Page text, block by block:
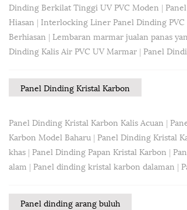
Dinding Berkilat Tinggi UV PVC Moden |
Hiasan | Interlocking Liner Panel Dinding PVC
Berhiasan | Lembaran marmar jualan panas
Dinding Kalis Air PVC UV Marmar | Panel
Panel Dinding Kristal Karbon
Panel Dinding Kristal Karbon Kalis Acuan |
Karbon Model Baharu | Panel Dinding Kristal
khas | Panel Dinding Papan Kristal Karbon |
alam | Panel dinding kristal karbon dalaman |
Panel dinding arang buluh